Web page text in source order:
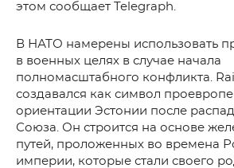
этом сообщает Telegraph.
В НАТО намерены использовать
в военных целях в случае начала
полномасштабного конфликта.
создавался как символ
ориентации Эстонии после
Союза. Он строится на основе
путей, проложенных во времена
империи, которые стали своего